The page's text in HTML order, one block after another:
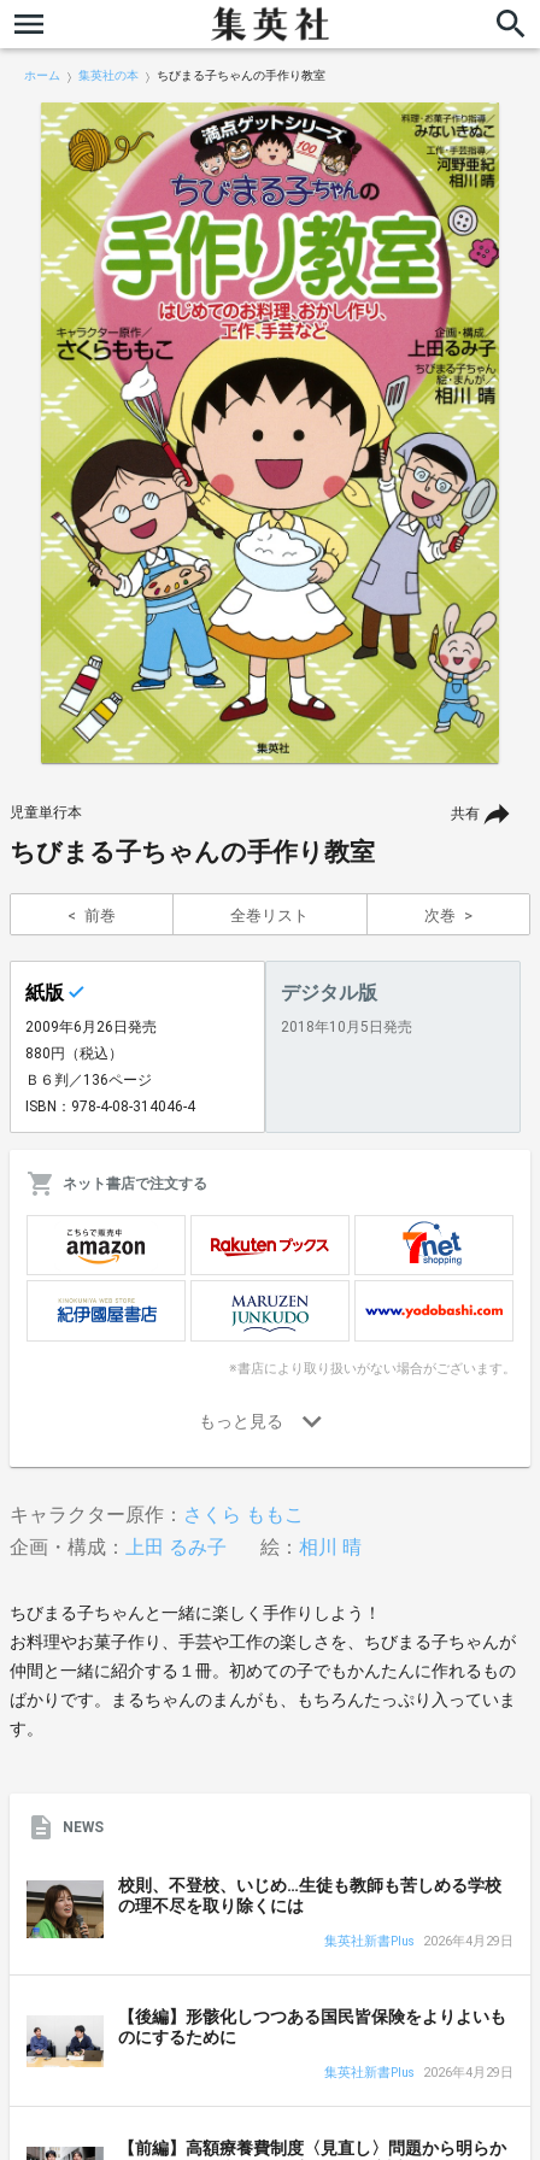
ホーム 集英社の本 ちびまる子ちゃんの手作り教室
共有
児童単行本
ちびまる子ちゃんの手作り教室
前巻 全巻リスト 次巻
紙版
2009年6月26日発売
880円（税込）
Ｂ６判／136ページ
ISBN：978-4-08-314046-4
デジタル版
2018年10月5日発売
ネット書店で注文する
※書店により取り扱いがない場合がございます。
キャラクター原作： さくら ももこ
企画・構成：
上田 るみ子 絵： 相川 晴
ちびまる子ちゃんと一緒に楽しく手作りしよう！
お料理やお菓子作り、手芸や工作の楽しさを、ちびまる子ちゃんが
仲間と一緒に紹介する１冊。初めての子でもかんたんに作れるもの
ばかりです。まるちゃんのまんがも、もちろんたっぷり入っていま
す。
NEWS
校則、不登校、いじめ…生徒も教師も苦しめる学校
の理不尽を取り除くには
集英社新書Plus 2026年4月29日
【後編】形骸化しつつある国民皆保険をよりよいも
のにするために
集英社新書Plus 2026年4月29日
【前編】高額療養費制度〈見直し〉問題から明らか